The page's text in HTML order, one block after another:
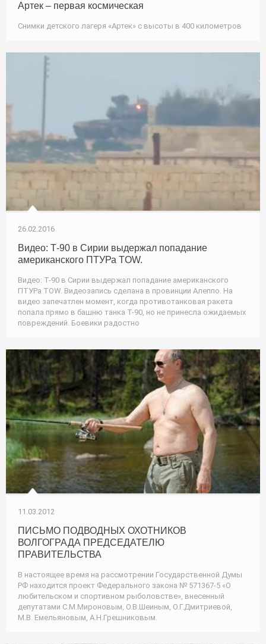
Артек – первая космическая
Снимки детского лагеря «Артек» с высоты в 400 километров
26.02.2016
Видео: Т-90 в Сирии выдержал попадание
американского ПТУРа TOW.
Видео: Т-90 в Сирии выдержал попадание американского
ПТУРа TOW. Видеозапись сделана в провинции Алеппо. На
видео запечатлен момент, когда противотанковая ракета
попала прямо в башню танка Т-90, но не принесла ожидаемых
повреждений. Боевики радостно
11.03.2012
ПИСЬМО ПОДВОДНЫХ ОХОТНИКОВ
ВОЛГОГРАДА ПРЕДСЕДАТЕЛЮ
ПРАВИТЕЛЬСТВА
В настоящее время на рассмотрении Государственной Думы
РФ находится проект Федерального закона № 571367-5 «О
любительском и спортивном рыболовстве», внесенный
депутатами С.М.Мироновым, О.В.Шеиным, О.Г.Дмитриевой,
М.В. Емельяновым, А.Н.Грешниковым.